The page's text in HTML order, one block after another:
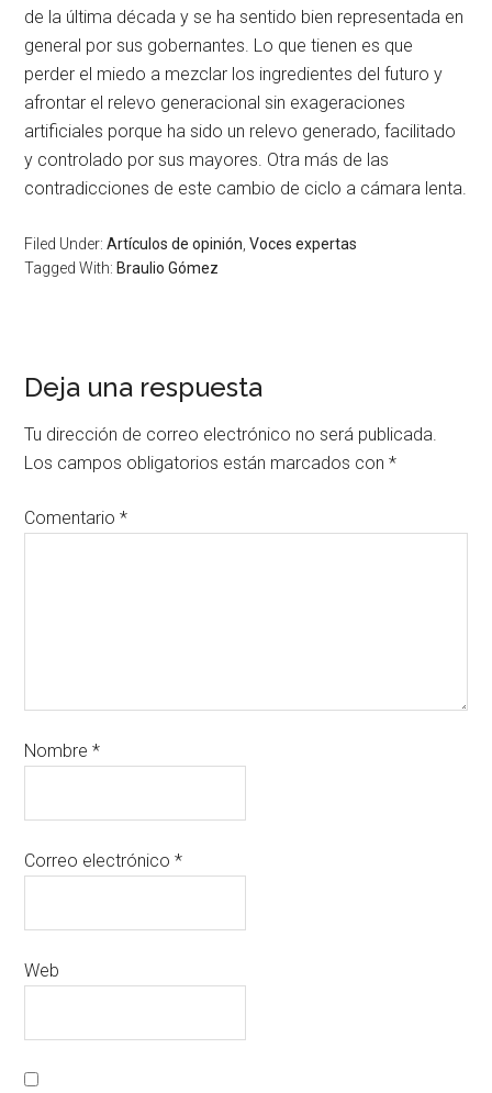
de la última década y se ha sentido bien representada en
general por sus gobernantes. Lo que tienen es que
perder el miedo a mezclar los ingredientes del futuro y
afrontar el relevo generacional sin exageraciones
artificiales porque ha sido un relevo generado, facilitado
y controlado por sus mayores. Otra más de las
contradicciones de este cambio de ciclo a cámara lenta.
Filed Under:Artículos de opinión ,Voces expertas
Tagged With: Braulio Gómez
Deja una respuesta
Tu dirección de correo electrónico no será publicada.
Los campos obligatorios están marcados con*
Comentario*
Nombre*
Correo electrónico*
Web